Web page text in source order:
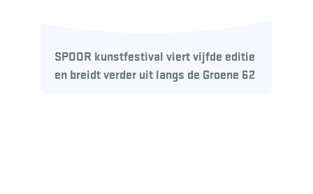
SPOOR kunstfestival viert vijfde editie
en breidt verder uit langs de Groene 62